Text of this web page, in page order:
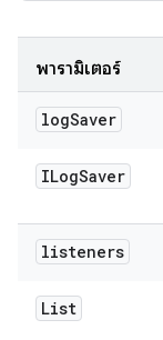
พารามิเตอร์
logSaver
ILogSaver
listeners
List